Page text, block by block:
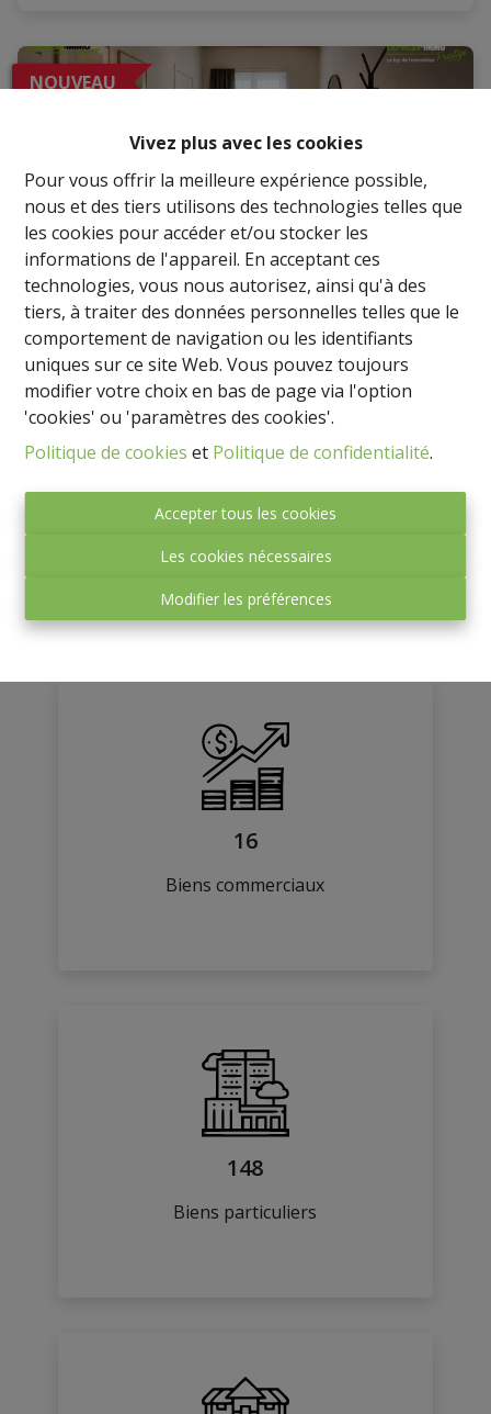
Vivez plus avec les cookies
Pour vous offrir la meilleure expérience possible,
nous et des tiers utilisons des technologies telles que
les cookies pour accéder et/ou stocker les
informations de l'appareil. En acceptant ces
technologies, vous nous autorisez, ainsi qu'à des
tiers, à traiter des données personnelles telles que le
comportement de navigation ou les identifiants
uniques sur ce site Web. Vous pouvez toujours
modifier votre choix en bas de page via l'option
'cookies' ou 'paramètres des cookies'.
Politique de cookies et Politique de confidentialité.
Accepter tous les cookies
Les cookies nécessaires
Modifier les préférences
NOUVEAU
Bureau de 25 m² avec salle d'attente – Perwez
1360 Perwez|Ref : 1808
€ 500 /mois
16
Biens commerciaux
148
Biens particuliers